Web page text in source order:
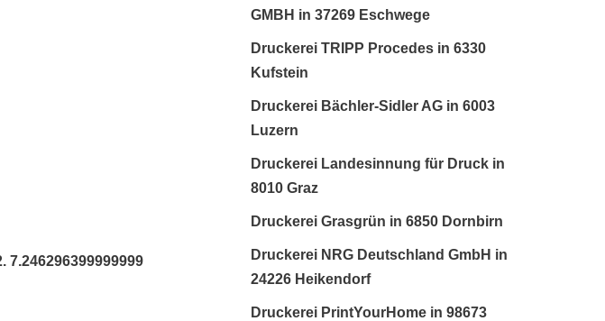
GMBH in 37269 Eschwege
Druckerei TRIPP Procedes in 6330
Kufstein
Druckerei Bächler-Sidler AG in 6003
Luzern
Druckerei Landesinnung für Druck in
8010 Graz
Druckerei Grasgrün in 6850 Dornbirn
Druckerei NRG Deutschland GmbH in
24226 Heikendorf
Druckerei PrintYourHome in 98673